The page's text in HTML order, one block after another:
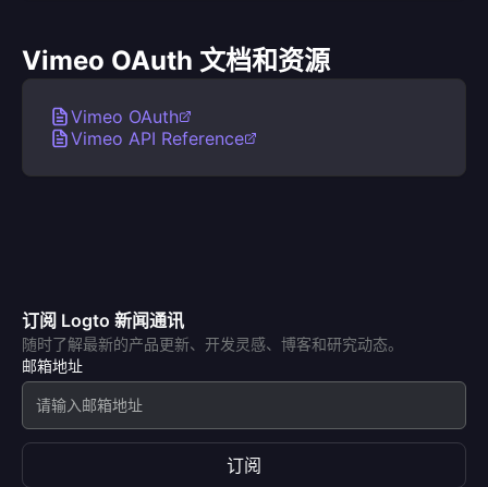
Vimeo OAuth 文档和资源
Vimeo OAuth
Vimeo API Reference
订阅 Logto 新闻通讯
随时了解最新的产品更新、开发灵感、博客和研究动态。
邮箱地址
订阅